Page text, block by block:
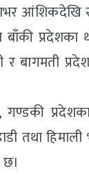
आंशिकदेखि
बाँकी प्रदेशका
बागमती
गण्डकी
तथा